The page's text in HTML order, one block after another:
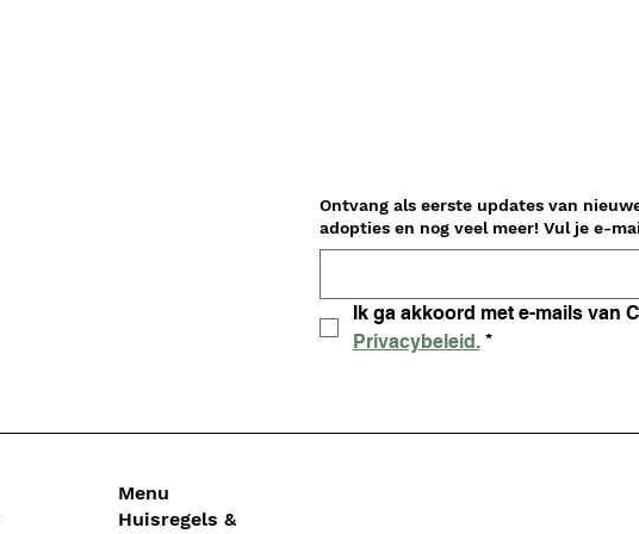
Ontvang als eerste updates van
adopties en nog veel
Privacybeleid. *
Menu
Huisregels &